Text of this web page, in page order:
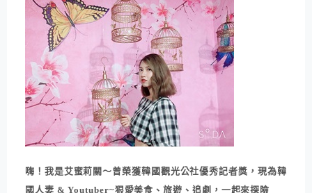
嗨！我是艾蜜莉關～曾榮獲韓國觀光公社優秀記者獎，現為韓
國人妻 & Youtuber~狠愛美食、旅遊、追劇，一起來探險